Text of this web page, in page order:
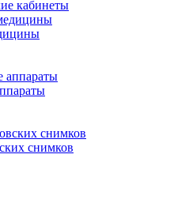
кабинеты
снимков